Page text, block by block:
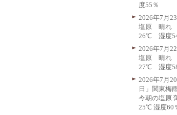
度55％
2026年7月
塩原 晴れ
26℃ 湿度
2026年7月
塩原 晴れ
27℃ 湿度
2026年7月
日」関東梅
今朝の塩原
25℃ 湿度60